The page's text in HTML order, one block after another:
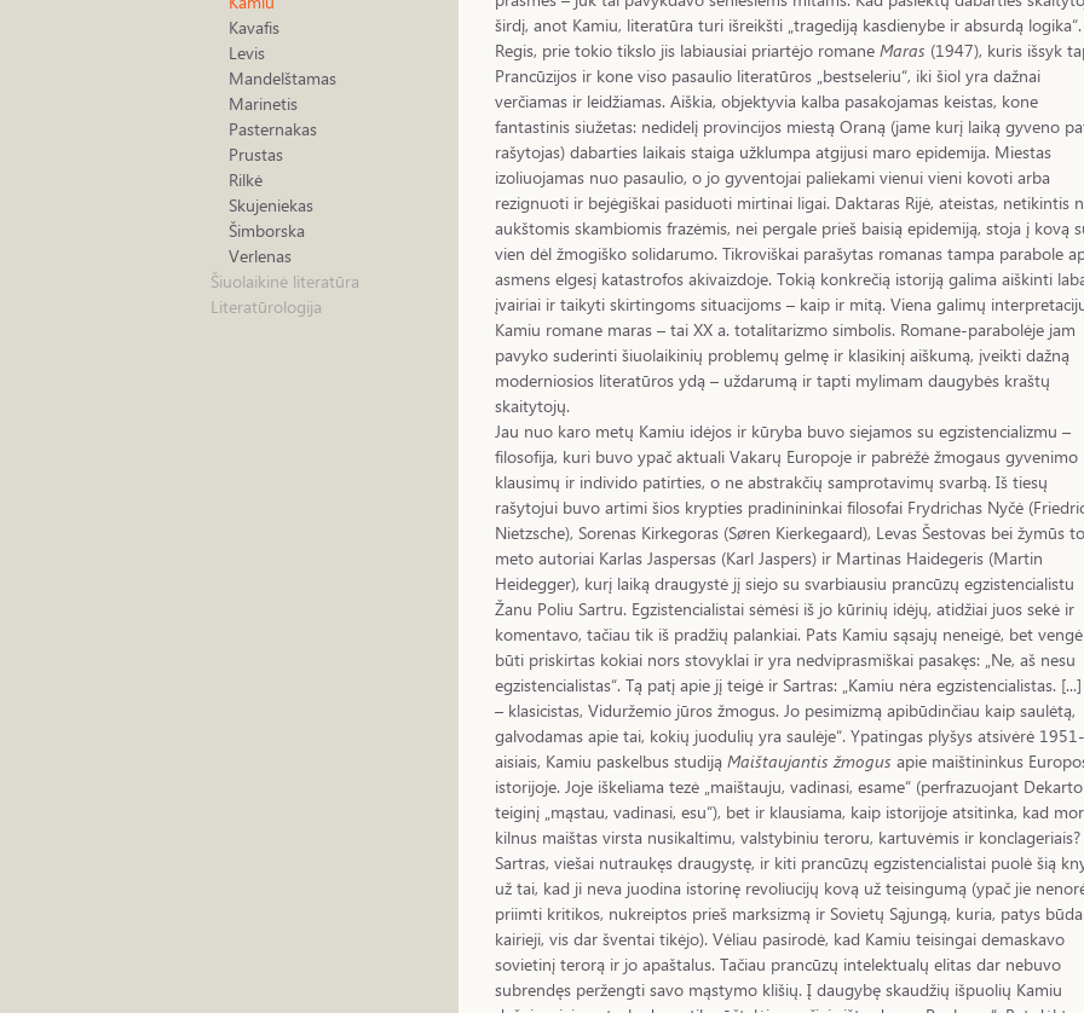
Kavafis
Levis
Mandelštamas
Marinetis
Pasternakas
Prustas
Rilkė
Skujeniekas
Šimborska
Verlenas
Šiuolaikinė literatūra
Literatūrologija
širdį, anot Kamiu, literatūra turi išreikšti „tragediją kasdienybe ir absurdą logika“.
Regis, prie tokio tikslo jis labiausiai priartėjo romane Maras (1947), kuris išsyk
Prancūzijos ir kone viso pasaulio literatūros „bestseleriu“, iki šiol yra dažnai
verčiamas ir leidžiamas. Aiškia, objektyvia kalba pasakojamas keistas, kone
fantastinis siužetas: nedidelį provincijos miestą Oraną (jame kurį laiką gyveno
rašytojas) dabarties laikais staiga užklumpa atgijusi maro epidemija. Miestas
izoliuojamas nuo pasaulio, o jo gyventojai paliekami vienui vieni kovoti arba
rezignuoti ir bejėgiškai pasiduoti mirtinai ligai. Daktaras Rijė, ateistas, netikintis
aukštomis skambiomis frazėmis, nei pergale prieš baisią epidemiją, stoja į kovą
vien dėl žmogiško solidarumo. Tikroviškai parašytas romanas tampa parabole
asmens elgesį katastrofos akivaizdoje. Tokią konkrečią istoriją galima aiškinti
įvairiai ir taikyti skirtingoms situacijoms – kaip ir mitą. Viena galimų
Kamiu romane maras – tai XX a. totalitarizmo simbolis. Romane-parabolėje jam
pavyko suderinti šiuolaikinių problemų gelmę ir klasikinį aiškumą, įveikti dažną
moderniosios literatūros ydą – uždarumą ir tapti mylimam daugybės kraštų
skaitytojų.
Jau nuo karo metų Kamiu idėjos ir kūryba buvo siejamos su egzistencializmu –
filosofija, kuri buvo ypač aktuali Vakarų Europoje ir pabrėžė žmogaus gyvenimo
klausimų ir individo patirties, o ne abstrakčių samprotavimų svarbą. Iš tiesų
rašytojui buvo artimi šios krypties pradinininkai filosofai Frydrichas Nyčė
Nietzsche), Sorenas Kirkegoras (Søren Kierkegaard), Levas Šestovas bei žymūs to
meto autoriai Karlas Jaspersas (Karl Jaspers) ir Martinas Haidegeris (Martin
Heidegger), kurį laiką draugystė jį siejo su svarbiausiu prancūzų egzistencialistu
Žanu Poliu Sartru. Egzistencialistai sėmėsi iš jo kūrinių idėjų, atidžiai juos sekė ir
komentavo, tačiau tik iš pradžių palankiai. Pats Kamiu sąsajų neneigė, bet vengė
būti priskirtas kokiai nors stovyklai ir yra nedviprasmiškai pasakęs: „Ne, aš nesu
egzistencialistas“. Tą patį apie jį teigė ir Sartras: „Kamiu nėra egzistencialistas. [...]
– klasicistas, Viduržemio jūros žmogus. Jo pesimizmą apibūdinčiau kaip saulėtą,
galvodamas apie tai, kokių juodulių yra saulėje“. Ypatingas plyšys atsivėrė 1951-
aisiais, Kamiu paskelbus studiją Maištaujantis žmogus apie maištininkus
istorijoje. Joje iškeliama tezė „maištauju, vadinasi, esame“ (perfrazuojant Dekarto
teiginį „mąstau, vadinasi, esu“), bet ir klausiama, kaip istorijoje atsitinka, kad
kilnus maištas virsta nusikaltimu, valstybiniu teroru, kartuvėmis ir konclageriais?
Sartras, viešai nutraukęs draugystę, ir kiti prancūzų egzistencialistai puolė šią
už tai, kad ji neva juodina istorinę revoliucijų kovą už teisingumą (ypač jie
priimti kritikos, nukreiptos prieš marksizmą ir Sovietų Sąjungą, kuria, patys
kairieji, vis dar šventai tikėjo). Vėliau pasirodė, kad Kamiu teisingai demaskavo
sovietinį terorą ir jo apaštalus. Tačiau prancūzų intelektualų elitas dar nebuvo
subrendęs peržengti savo mąstymo klišių. Į daugybę skaudžių išpuolių Kamiu